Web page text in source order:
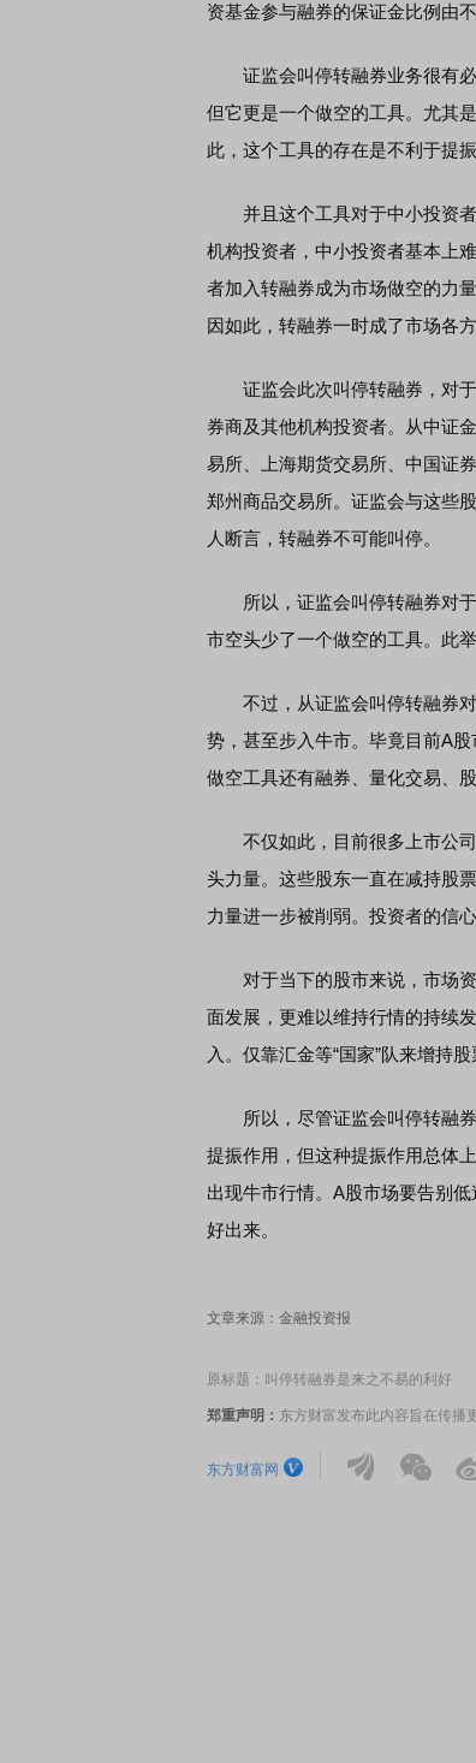
资基金参与融券的保证金比例由
证监会叫停转融券业务很有必
但它更是一个做空的工具。尤其
此，这个工具的存在是不利于提
并且这个工具对于中小投资者
机构投资者，中小投资者基本上
者加入转融券成为市场做空的力
因如此，转融券一时成了市场各方
证监会此次叫停转融券，对于
券商及其他机构投资者。从中证
易所、上海期货交易所、中国证
郑州商品交易所。证监会与这些
人断言，转融券不可能叫停。
所以，证监会叫停转融券对于
市空头少了一个做空的工具。此
不过，从证监会叫停转融券对
势，甚至步入牛市。毕竟目前A
做空工具还有融券、量化交易、
不仅如此，目前很多上市公司
头力量。这些股东一直在减持股
力量进一步被削弱。投资者的信
对于当下的股市来说，市场资
面发展，更难以维持行情的持续
入。仅靠汇金等“国家”队来增持
所以，尽管证监会叫停转融券
提振作用，但这种提振作用总体
出现牛市行情。A股市场要告别
好出来。
文章来源：金融投资报
原标题：叫停转融券是来之不易的利好
郑重声明： 东方财富发布此内容旨在传播
东方财富网
知识通识：从基础认知到特色品种 了解北交所知识